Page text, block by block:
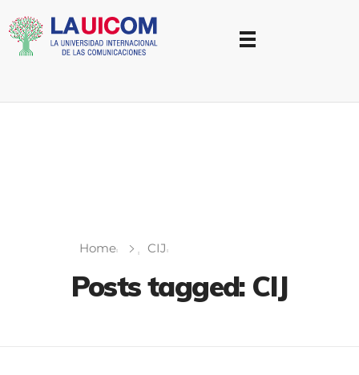
Home CIJ
Posts tagged: CIJ